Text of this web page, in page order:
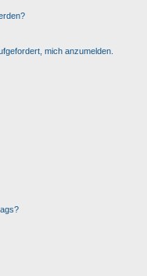
mich anzumelden.